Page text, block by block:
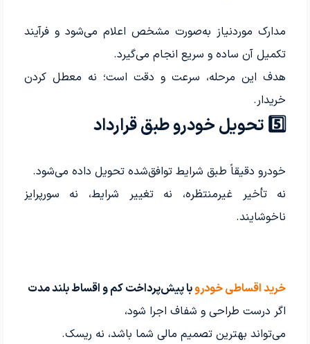
مدارک موردنیاز به‌صورت مشخص اعلام می‌شود و فرآیند
تکمیل آن ساده و سریع انجام می‌گیرد.
هدف این مرحله، سرعت و دقت است؛ نه معطل کردن
خریدار.
5️⃣ تحویل خودرو طبق قرارداد
خودرو دقیقاً طبق شرایط توافق‌شده تحویل داده می‌شود.
نه تأخیر غیرمنتظره، نه تغییر شرایط، نه سورپرایز
ناخوشایند.
خرید اقساطی خودروبا پیش‌پرداخت کم و اقساط بلند مدت
اگر درست طراحی و شفاف اجرا شود،
می‌تواند بهترین تصمیم مالی شما باشد، نه ریسک.